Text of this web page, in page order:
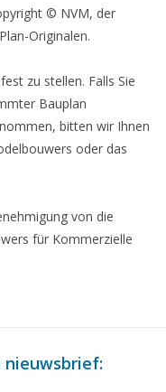
© NVM, der
Originalen.
zu stellen. Falls Sie
Bauplan
bitten wir Ihnen
oder das
von die
für Kommerzielle
nieuwsbrief: